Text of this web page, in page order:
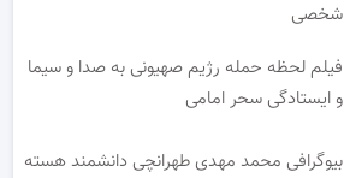
شخصی
فیلم لحظه حمله رژیم صهیونی به صدا و سیما
و ایستادگی سحر امامی
بیوگرافی محمد مهدی طهرانچی دانشمند هسته